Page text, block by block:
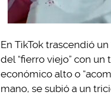
En TikTok trascendió
del “fierro viejo” con un
económico alto o
mano, se subió a un